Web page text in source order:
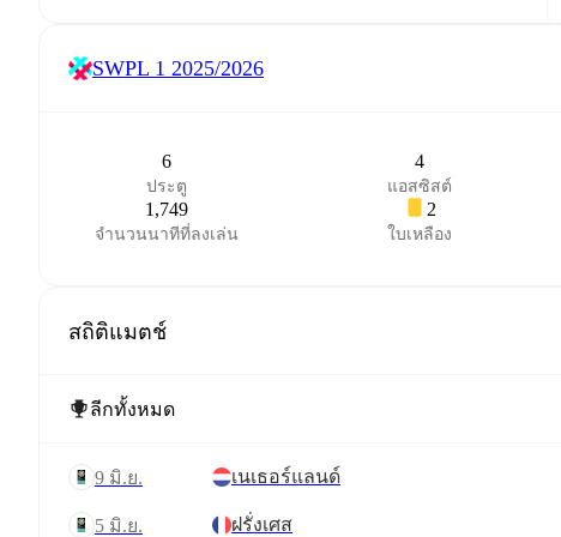
SWPL 1 2025/2026
6
ประตู
4
แอสซิสต์
1,749
จำนวนนาทีที่ลงเล่น
2
ใบเหลือง
สถิติแมตช์
9 มิ.ย. เนเธอร์แลนด์
5 มิ.ย. ฝรั่งเศส